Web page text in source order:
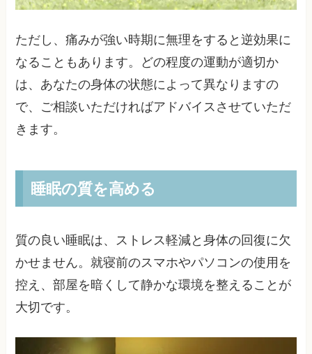
ただし、痛みが強い時期に無理をすると逆効果に
なることもあります。どの程度の運動が適切か
は、あなたの身体の状態によって異なりますの
で、ご相談いただければアドバイスさせていただ
きます。
睡眠の質を高める
質の良い睡眠は、ストレス軽減と身体の回復に欠
かせません。就寝前のスマホやパソコンの使用を
控え、部屋を暗くして静かな環境を整えることが
大切です。